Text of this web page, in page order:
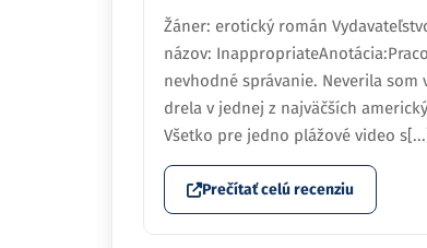
Žáner: erotický román
názov:
nevhodné správanie. Neverila
drela v jednej z najväčších
Všetko pre jedno plážové video
Prečítať celú recenziu